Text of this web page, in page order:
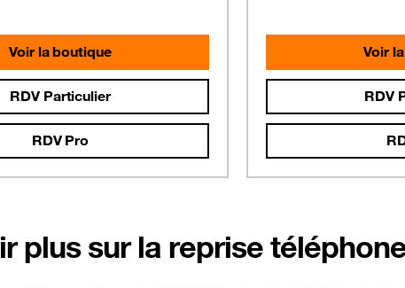
Voir la boutique
RDV Particulier
RDV Pro
Voir
RDV
plus sur la reprise